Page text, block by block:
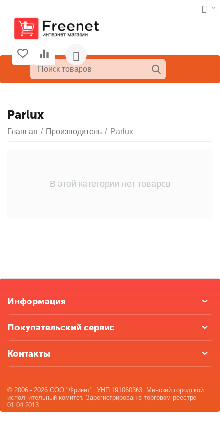
Parlux
Главная / Производитель / Parlux
В этой категории нет товаров
Информация
Покупательский сервис
Контакты
© 2006 - 2026 ООО "Фринет". УНП 191060363. Минский городской
исполнительный комитет. Зарегистрирован в торговом реестре
01.04.2013.